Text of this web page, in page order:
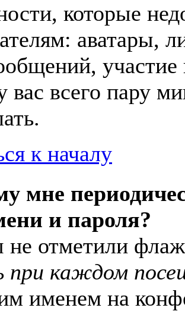
которые
аватары,
участие
вас всего пару
к началу
мне
и пароля?
не отметили
при каждом
именем на